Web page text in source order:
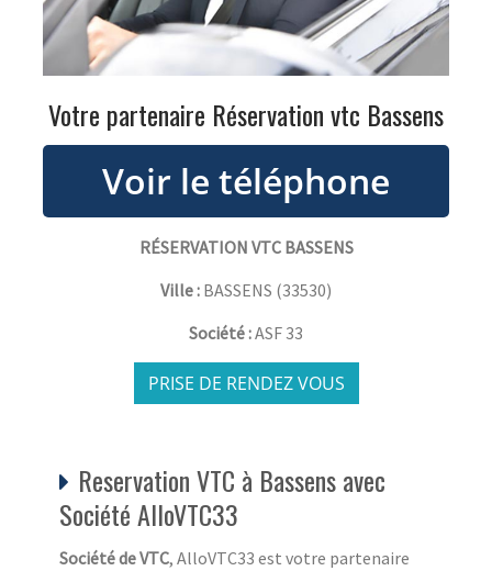
Votre partenaire Réservation vtc Bassens
RÉSERVATION VTC BASSENS
Ville : BASSENS (33530)
Société :ASF 33
PRISE DE RENDEZ VOUS
Reservation VTC à Bassens avec
Société AlloVTC33
Société de VTC, AlloVTC33 est votre partenaire